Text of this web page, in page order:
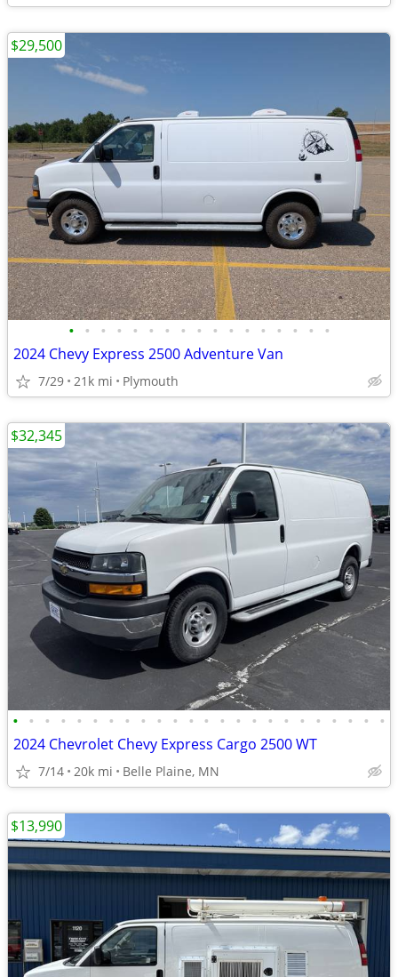
• • • • • • • • • • • • • • • • •
2024 Chevy Express 2500 Adventure Van
7/29 21k mi Plymouth
$29,500
• • • • • • • • • • • • • • • • • • • • • • • •
2024 Chevrolet Chevy Express Cargo 2500 WT
7/14 20k mi Belle Plaine, MN
$32,345
$13,990